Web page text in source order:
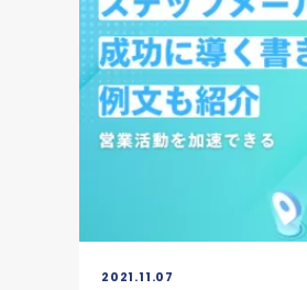
2021.11.07